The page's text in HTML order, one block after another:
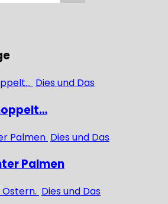
Dies und Das
Dies und Das
Palmen
Dies und Das